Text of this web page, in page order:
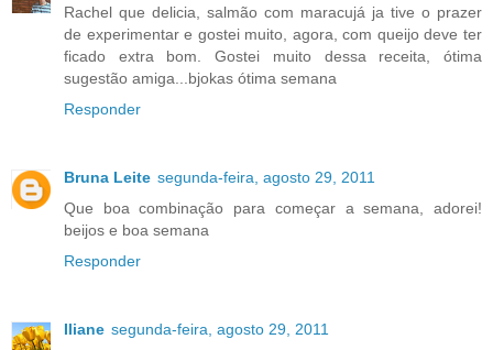
Rachel que delicia, salmão com maracujá ja tive o prazer
de experimentar e gostei muito, agora, com queijo deve ter
ficado extra bom. Gostei muito dessa receita, ótima
sugestão amiga...bjokas ótima semana
Responder
Bruna Leite segunda-feira, agosto 29, 2011
Que boa combinação para começar a semana, adorei!
beijos e boa semana
Responder
Iliane segunda-feira, agosto 29, 2011